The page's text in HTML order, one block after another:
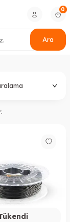
Ara
0